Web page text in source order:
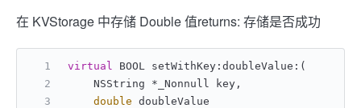
在 KVStorage 中存储 Double 值returns: 存储是否成功
virtual BOOL setWithKey:doubleValue:(
    NSString *_Nonnull key,
double doubleValue